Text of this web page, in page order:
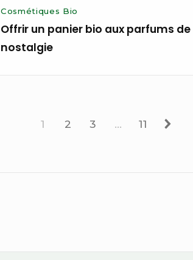
Cosmétiques Bio
Offrir un panier bio aux parfums de
nostalgie
Page
1 Page
2 Page
3 … Page
11 Next